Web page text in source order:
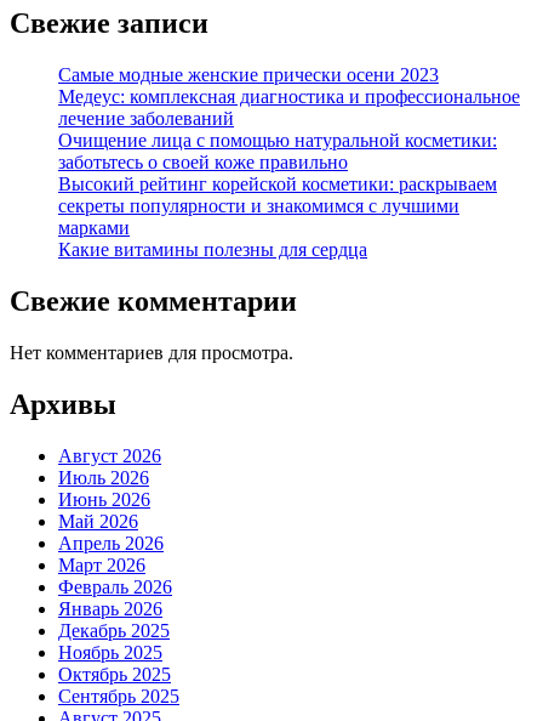
Свежие записи
Самые модные женские прически осени 2023
Медеус: комплексная диагностика и профессиональное
лечение заболеваний
Очищение лица с помощью натуральной косметики:
заботьтесь о своей коже правильно
Высокий рейтинг корейской косметики: раскрываем
секреты популярности и знакомимся с лучшими
марками
Какие витамины полезны для сердца
Свежие комментарии
Нет комментариев для просмотра.
Архивы
Август 2026
Июль 2026
Июнь 2026
Май 2026
Апрель 2026
Март 2026
Февраль 2026
Январь 2026
Декабрь 2025
Ноябрь 2025
Октябрь 2025
Сентябрь 2025